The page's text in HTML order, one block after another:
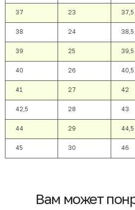
37 23 37,5
38 24 38,5
39 25 39,5
40 26 40,5
41 27 42
42,5 28 43
44 29 44,5
45 30 46
Вам может